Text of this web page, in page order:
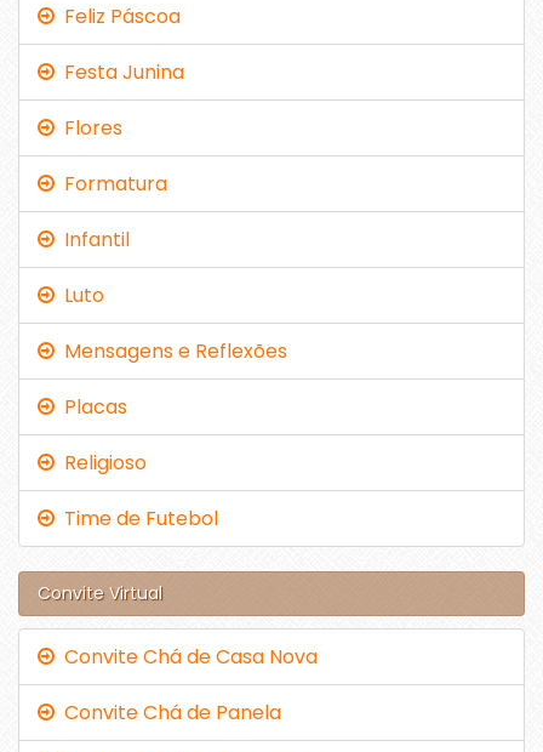
Feliz Páscoa
Festa Junina
Flores
Formatura
Infantil
Luto
Mensagens e Reflexões
Placas
Religioso
Time de Futebol
Convite Virtual
Convite Chá de Casa Nova
Convite Chá de Panela